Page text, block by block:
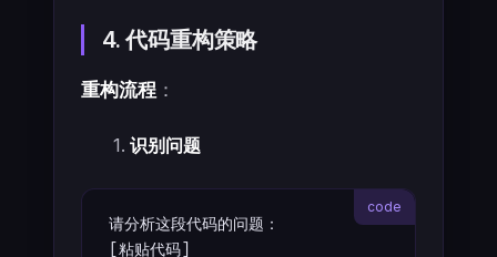
4. 代码重构策略
重构流程 ：
识别问题
请分析这段代码的问题：
[粘贴代码]